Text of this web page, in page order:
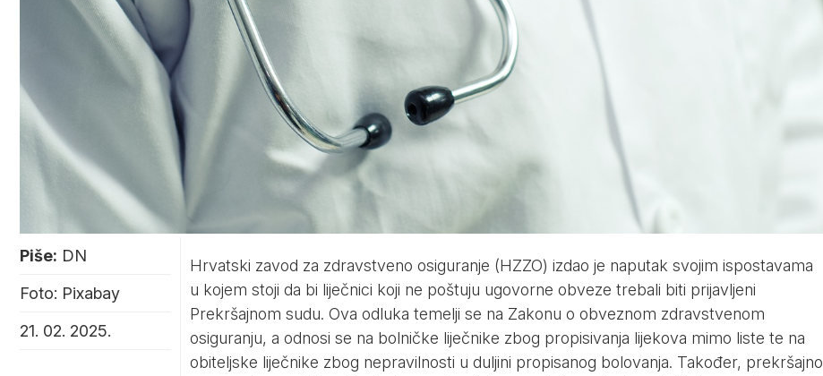
Piše: DN
Foto: Pixabay
21. 02. 2025.
Hrvatski zavod za zdravstveno osiguranje (HZZO) izdao je naputak svojim ispostavama
u kojem stoji da bi liječnici koji ne poštuju ugovorne obveze trebali biti prijavljeni
Prekršajnom sudu. Ova odluka temelji se na Zakonu o obveznom zdravstvenom
osiguranju, a odnosi se na bolničke liječnike zbog propisivanja lijekova mimo liste te na
obiteljske liječnike zbog nepravilnosti u duljini propisanog bolovanja. Također, prekršajno